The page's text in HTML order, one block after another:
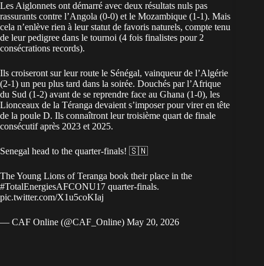
Les Aiglonnets ont démarré avec deux résultats nuls pas
rassurants contre l’Angola (0-0) et le Mozambique (1-1). Mais
cela n’enlève rien à leur statut de favoris naturels, compte tenu
de leur pedigree dans le tournoi (4 fois finalistes pour 2
consécrations records).
Ils croiseront sur leur route le Sénégal, vainqueur de l’Algérie
(2-1) un peu plus tard dans la soirée. Douchés par l’Afrique
du Sud (1-2) avant de se reprendre face au Ghana (1-0), les
Lionceaux de la Téranga devaient s’imposer pour virer en tête
de la poule D. Ils connaîtront leur troisième quart de finale
consécutif après 2023 et 2025.
Senegal head to the quarter-finals! 🇸🇳
The Young Lions of Teranga book their place in the
#TotalEnergiesAFCONU17 quarter-finals.
pic.twitter.com/X1u5coKIaj
— CAF Online (@CAF_Online) May 20, 2026